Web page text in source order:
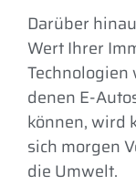
Darüber
Wert Ihrer
Technologien
denen E-
können, wird
sich morgen
die Umwelt.